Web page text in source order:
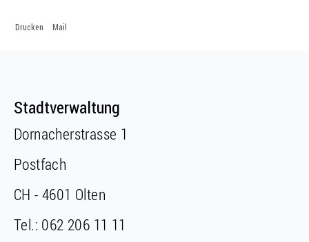
Drucken Mail
Fusszeile
Stadtverwaltung
Dornacherstrasse 1
Postfach
CH - 4601 Olten
Tel.: 062 206 11 11